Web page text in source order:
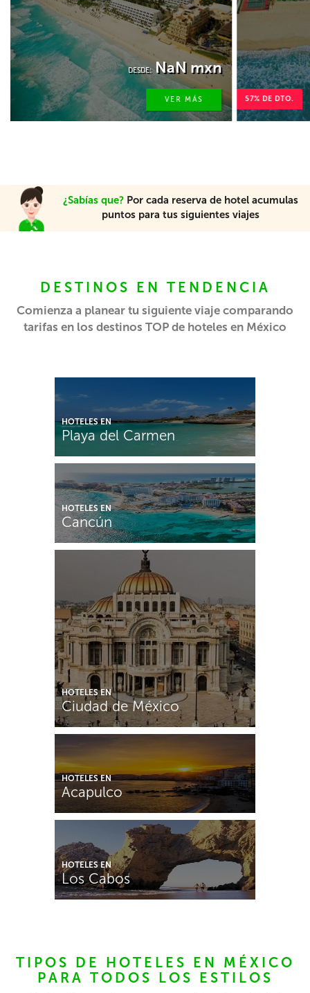
DESDE: 7,022
2,950 mxn
57% DE DTO. VER MÁS
¿Sabías que? Por cada reserva de hotel acumulas
puntos para tus siguientes viajes
DESTINOS EN TENDENCIA
Comienza a planear tu siguiente viaje comparando
tarifas en los destinos TOP de hoteles en México
HOTELES EN
Playa del Carmen
HOTELES EN
Cancún
HOTELES EN
Ciudad de México
HOTELES EN
Acapulco
HOTELES EN
Los Cabos
TIPOS DE HOTELES EN MÉXICO
PARA TODOS LOS ESTILOS